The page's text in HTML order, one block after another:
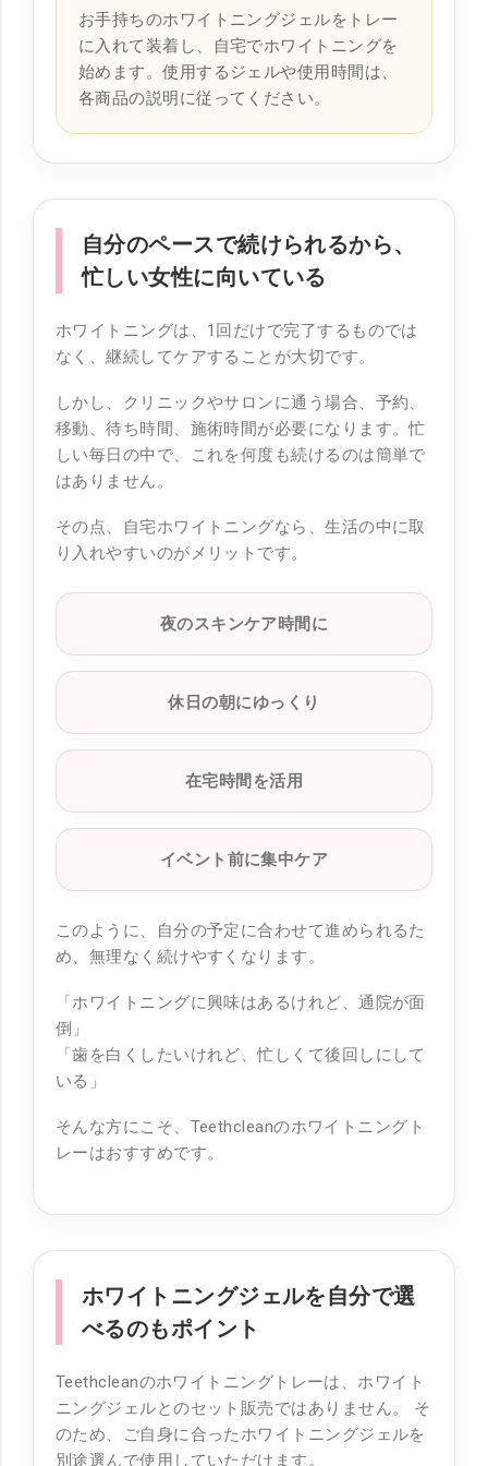
お手持ちのホワイトニングジェルをトレー
に入れて装着し、自宅でホワイトニングを
始めます。使用するジェルや使用時間は、
各商品の説明に従ってください。
自分のペースで続けられるから、
忙しい女性に向いている
ホワイトニングは、1回だけで完了するものでは
なく、継続してケアすることが大切です。
しかし、クリニックやサロンに通う場合、予約、
移動、待ち時間、施術時間が必要になります。忙
しい毎日の中で、これを何度も続けるのは簡単で
はありません。
その点、自宅ホワイトニングなら、生活の中に取
り入れやすいのがメリットです。
夜のスキンケア時間に
休日の朝にゆっくり
在宅時間を活用
イベント前に集中ケア
このように、自分の予定に合わせて進められるた
め、無理なく続けやすくなります。
「ホワイトニングに興味はあるけれど、通院が面
倒」
「歯を白くしたいけれど、忙しくて後回しにして
いる」
そんな方にこそ、Teethcleanのホワイトニングト
レーはおすすめです。
ホワイトニングジェルを自分で選
べるのもポイント
Teethcleanのホワイトニングトレーは、ホワイト
ニングジェルとのセット販売ではありません。 そ
のため、ご自身に合ったホワイトニングジェルを
別途選んで使用していただけます。